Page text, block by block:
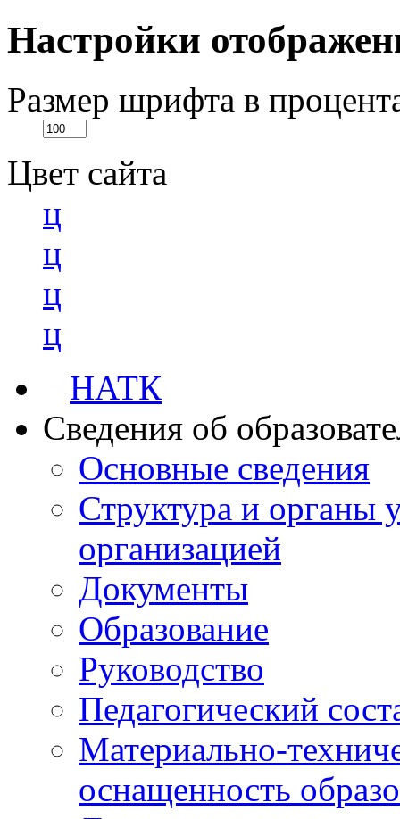
Настройки
Размер шрифта в
Цвет сайта
ц
ц
ц
ц
НАТК
Сведения об
Основные сведения
Структура и органы
организацией
Документы
Образование
Руководство
Педагогический
Материально-
оснащенность